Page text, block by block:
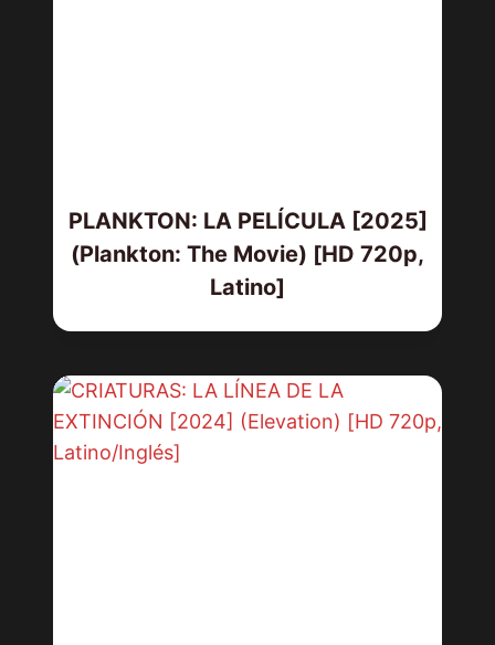
PLANKTON: LA PELÍCULA [2025]
(Plankton: The Movie) [HD 720p,
Latino]